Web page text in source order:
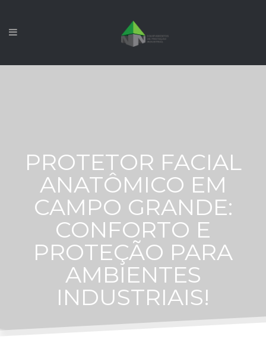
PROTETOR FACIAL
ANATÔMICO EM
CAMPO GRANDE:
CONFORTO E
PROTEÇÃO PARA
AMBIENTES
INDUSTRIAIS!